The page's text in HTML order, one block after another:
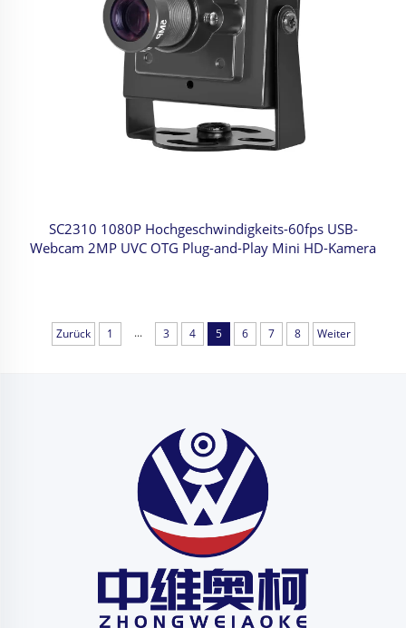
SC2310 1080P Hochgeschwindigkeits-60fps USB-
Webcam 2MP UVC OTG Plug-and-Play Mini HD-Kamera
Zurück 1 ... 3 4 5 6 7 8 Weiter